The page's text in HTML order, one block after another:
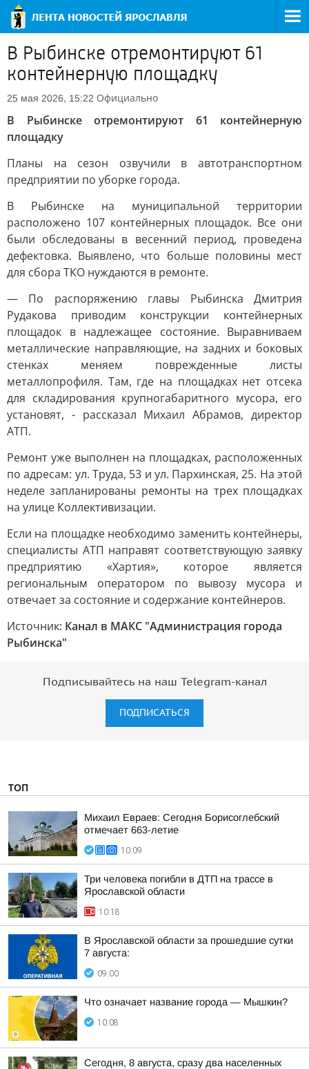
В Рыбинске отремонтируют 61
контейнерную площадку
25 мая 2026, 15:22 Официально
В Рыбинске отремонтируют 61 контейнерную
площадку
Планы на сезон озвучили в автотранспортном
предприятии по уборке города.
В Рыбинске на муниципальной территории
расположено 107 контейнерных площадок. Все они
были обследованы в весенний период, проведена
дефектовка. Выявлено, что больше половины мест
для сбора ТКО нуждаются в ремонте.
— По распоряжению главы Рыбинска Дмитрия
Рудакова приводим конструкции контейнерных
площадок в надлежащее состояние. Выравниваем
металлические направляющие, на задних и боковых
стенках меняем поврежденные листы
металлопрофиля. Там, где на площадках нет отсека
для складирования крупногабаритного мусора, его
установят, - рассказал Михаил Абрамов, директор
АТП.
Ремонт уже выполнен на площадках, расположенных
по адресам: ул. Труда, 53 и ул. Пархинская, 25. На этой
неделе запланированы ремонты на трех площадках
на улице Коллективизации.
Если на площадке необходимо заменить контейнеры,
специалисты АТП направят соответствующую заявку
предприятию «Хартия», которое является
региональным оператором по вывозу мусора и
отвечает за состояние и содержание контейнеров.
Источник: Канал в МАКС "Администрация города
Рыбинска"
Подписывайтесь на наш Telegram-канал
ПОДПИСАТЬСЯ
ТОП
Михаил Евраев: Сегодня Борисоглебский
отмечает 663-летие
10:09
Три человека погибли в ДТП на трассе в
Ярославской области
10:18
В Ярославской области за прошедшие сутки
7 августа:
09:00
Что означает название города — Мышкин?
10:08
Сегодня, 8 августа, сразу два населенных